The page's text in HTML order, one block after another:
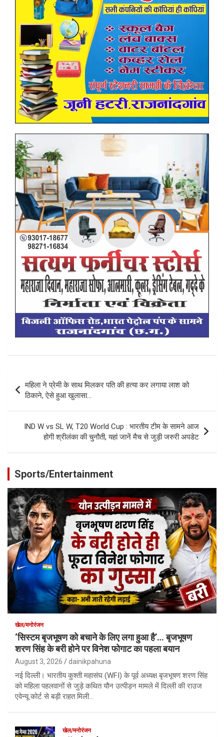
Post
navigation
महिला ने प्रेमी के साथ मिलकर पति की हत्या कर लगाया लाश को
ठिकाने, ऐसे हुआ खुलासा…
IND W vs SL W, T20 World Cup : भारतीय टीम के सामने आज
होगी श्रीलंका की चुनौती, यहां जानें मैच से जुड़ी जरुरी अपडेट
Sports/Entertainment
खेल/मनोरंजन
‘सिस्टम बृजभूषण को बचाने के लिए लगा हुआ है’… बृजभूषण
शरण सिंह के बरी होने पर विनेश फोगाट का पहला बयान
August 3, 2026 dainikpahuna
नई दिल्ली। भारतीय कुश्ती महासंघ (WFI) के पूर्व अध्यक्ष बृजभूषण शरण सिंह
को महिला पहलवानों से जुड़े कथित यौन उत्पीड़न मामले में दिल्ली की राउज
एवेन्यू कोर्ट से बड़ी राहत मिली…
खेल/मनोरंजन